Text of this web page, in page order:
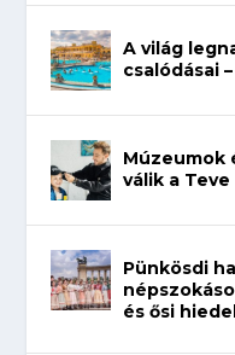
A világ
csalódásai
Múzeumok
válik a
Pünkösdi
és ősi